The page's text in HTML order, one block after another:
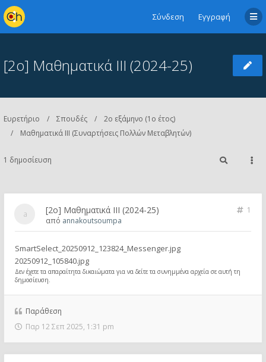
Σύνδεση Εγγραφή
[2ο] Μαθηματικά ΙΙΙ (2024-25)
Ευρετήριο Σπουδές
2ο εξάμηνο (1ο έτος)
Μαθηματικά ΙΙΙ (Συναρτήσεις Πολλών Μεταβλητών)
1 δημοσίευση
[2ο] Μαθηματικά ΙΙΙ (2024-25)
1
από annakoutsoumpa
SmartSelect_20250912_123824_Messenger.jpg
20250912_105840.jpg
Δεν έχετε τα απαραίτητα δικαιώματα για να δείτε τα συνημμένα αρχεία σε αυτή τη
δημοσίευση.
Παράθεση
Παρ 12 Σεπ 2025, 1:31 pm